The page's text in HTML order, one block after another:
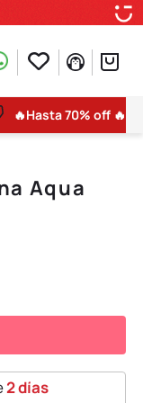
🔥Hasta 70% off 🔥
Aqua
2 días